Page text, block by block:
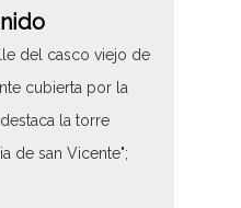
del casco viejo de
cubierta por la
la torre
de san Vicente";